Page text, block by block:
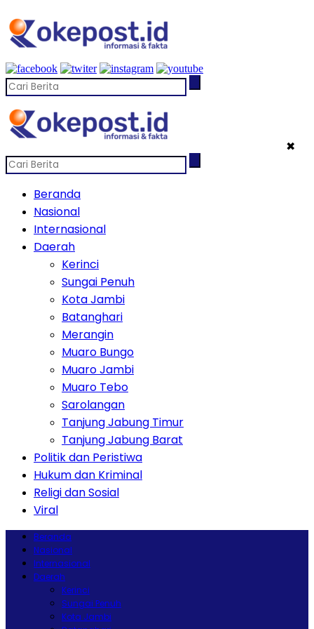
✖
Beranda
Nasional
Internasional
Daerah
Kerinci
Sungai Penuh
Kota Jambi
Batanghari
Merangin
Muaro Bungo
Muaro Jambi
Muaro Tebo
Sarolangan
Tanjung Jabung Timur
Tanjung Jabung Barat
Politik dan Peristiwa
Hukum dan Kriminal
Religi dan Sosial
Viral
Beranda
Nasional
Internasional
Daerah
Kerinci
Sungai Penuh
Kota Jambi